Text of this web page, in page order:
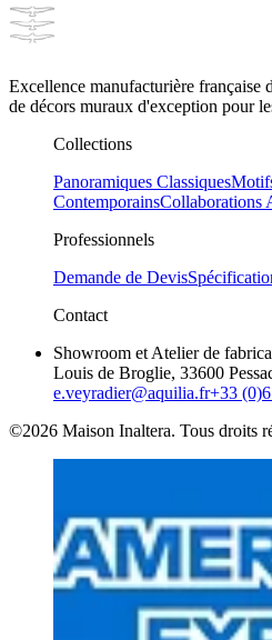
Excellence manufacturière française
de décors muraux d'exception pour
Collections
Panoramiques Classiques
ContemporainsCollaborations
Professionnels
Demande de Devis
Contact
Showroom et Atelier de
Louis de Broglie, 33600
e.veyradier@aquilia.fr+33
©2026 Maison Inaltera. Tous droits